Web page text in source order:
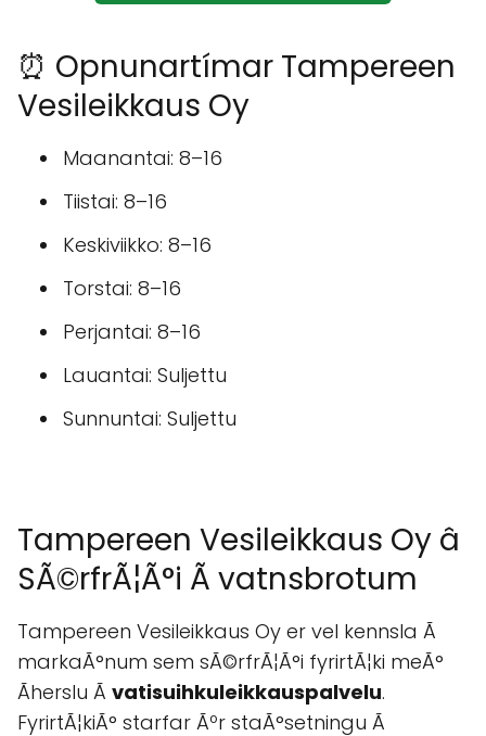
⏰ Opnunartímar Tampereen
Vesileikkaus Oy
Maanantai: 8–16
Tiistai: 8–16
Keskiviikko: 8–16
Torstai: 8–16
Perjantai: 8–16
Lauantai: Suljettu
Sunnuntai: Suljettu
Tampereen Vesileikkaus Oy â
SÃ©rfrÃ¦Ã°i Ã­ vatnsbrotum
Tampereen Vesileikkaus Oy er vel kennsla Ã
markaÃ°num sem sÃ©rfrÃ¦Ã°i fyrirtÃ¦ki meÃ°
Ãherslu Ã vatisuihkuleikkauspalvelu.
FyrirtÃ¦kiÃ° starfar Ãºr staÃ°setningu Ã